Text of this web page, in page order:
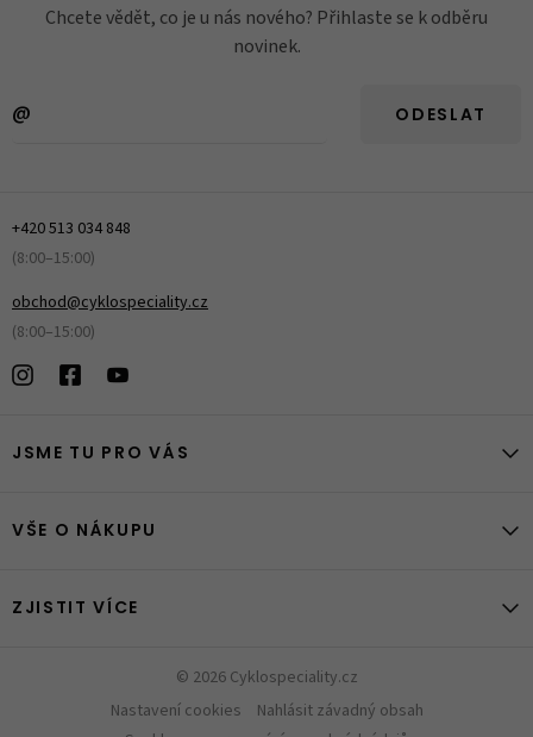
Chcete vědět, co je u nás nového? Přihlaste se k odběru
novinek.
ODESLAT
+420 513 034 848
(8:00–15:00)
obchod@cyklospeciality.cz
(8:00–15:00)
JSME TU PRO VÁS
VŠE O NÁKUPU
ZJISTIT VÍCE
© 2026 Cyklospeciality.cz
Nastavení cookies
Nahlásit závadný obsah